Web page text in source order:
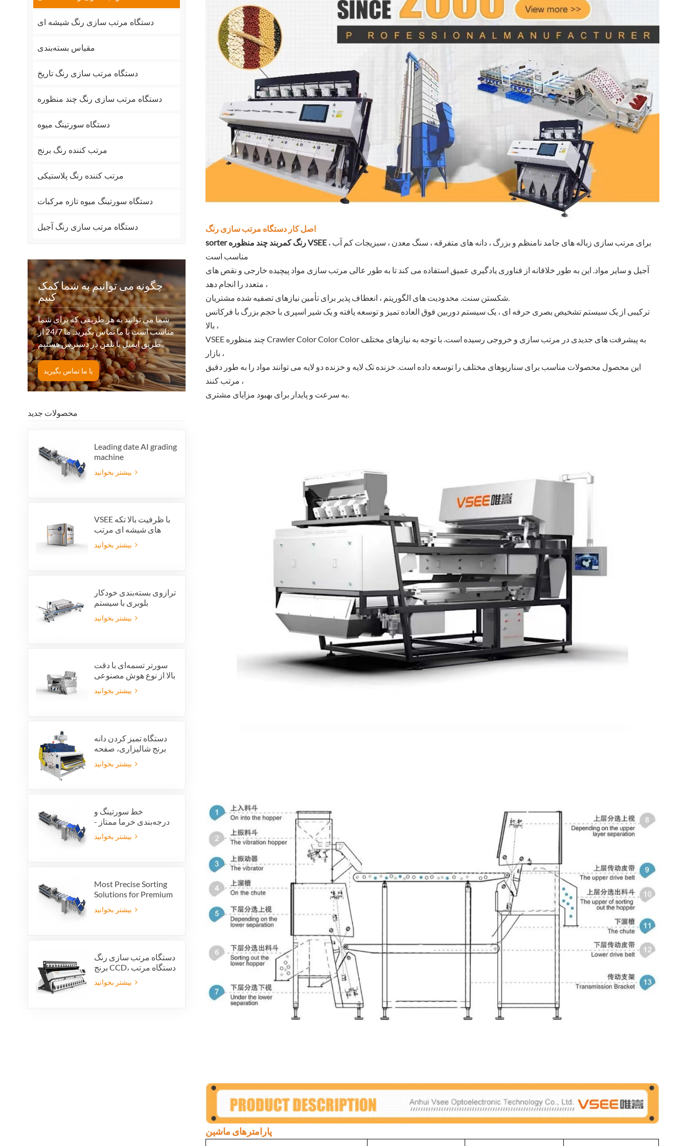
دستگاه مرتب سازی رنگ شیشه ای
مقیاس بسته‌بندی
دستگاه مرتب سازی رنگ تاریخ
دستگاه مرتب سازی رنگ چند منظوره
دستگاه سورتینگ میوه
مرتب کننده رنگ برنج
مرتب کننده رنگ پلاستیکی
دستگاه سورتینگ میوه تازه مرکبات
دستگاه مرتب سازی رنگ آجیل
چگونه می توانیم به شما کمک
کنیم
شما می توانید به هر طریقی که برای شما
مناسب است با ما تماس بگیرید. ما 24/7 از
طریق ایمیل یا تلفن در دسترس هستیم.
با ما تماس بگیرید
محصولات جدید
Leading date AI grading
machine
VSEE با ظرفیت بالا تکه
های شیشه ای مرتب
کننده رنگ ماشین آلات
مرتب سازی رنگ شیشه
ترازوی بسته‌بندی خودکار
بلوبری با سیستم
یکپارچه‌ی رد بسته‌بندی و
صرفه‌جویی در نیروی کار
سورتر تسمه‌ای با دقت
بالا از نوع هوش مصنوعی
ویژن
دستگاه تمیز کردن دانه
برنج شالیزاری، صفحه
تمیز کردن ارتعاشی
شالیزاری، الک ارتعاشی،
خط سورتینگ و
درجه‌بندی خرما ممتاز -
ارزش محصول و سود
صادراتی خود را افزایش
Most Precise Sorting
Solutions for Premium
Quality Dates, Date
Grader powered by
دستگاه مرتب سازی رنگ
برنج CCD، دستگاه مرتب
سازی خودکار شکل دانه
برنج، دستگاه مرتب
اصل کار دستگاه مرتب سازی رنگ
sorter رنگ کمربند چند منظوره VSEE
مناسب است
آجیل و سایر مواد. این به طور خلاقانه از فناوری یادگیری عمیق استفاده می کند تا به طور عالی مرتب سازی مواد پیچیده خارجی و نقص های
متعدد را انجام دهد ،
ترکیبی از یک سیستم تشخیص بصری حرفه ای ، یک سیستم دوربین فوق العاده تمیز و توسعه یافته و یک شیر اسپری با حجم بزرگ با فرکانس
بالا ،
VSEE چند منظوره Crawler Color Color Color به پیشرفت های جدیدی در مرتب سازی و خروجی رسیده است. با توجه به نیازهای مختلف
بازار ،
این محصول محصولات مناسب برای سناریوهای مختلف را توسعه داده است. خزنده تک لایه و خزنده دو لایه می توانند مواد را به طور دقیق
مرتب کنند ،
پارامترهای ماشین